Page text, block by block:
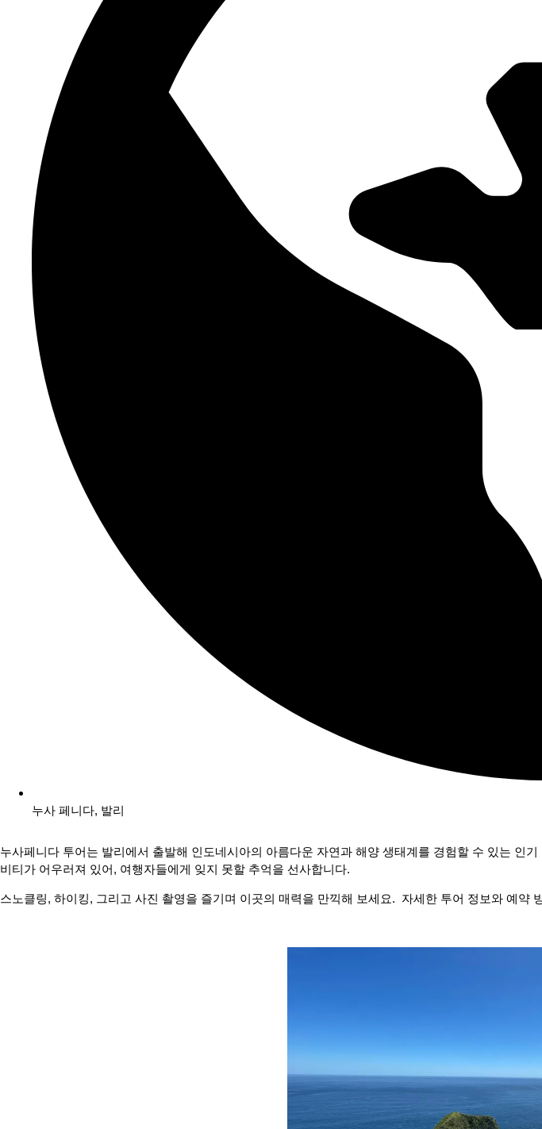
누사 페니다, 발리
누사페니다 투어는 발리에서 출발해 인도네시아의 아름다운 자연과 해양 생태계를 경험할 수 있는 인
비티가 어우러져 있어, 여행자들에게 잊지 못할 추억을 선사합니다.
스노클링, 하이킹, 그리고 사진 촬영을 즐기며 이곳의 매력을 만끽해 보세요. 자세한 투어 정보와 예